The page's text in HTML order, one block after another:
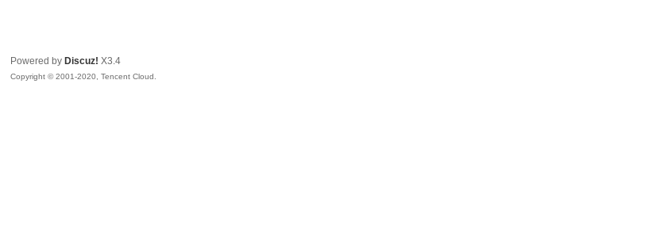
Powered by Discuz! X3.4
Copyright © 2001-2020, Tencent Cloud.